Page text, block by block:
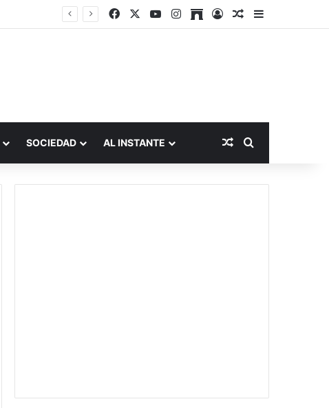
FacebookYouTubeInstagram
ArchiveAccesoPublicación al
Barra lateral
SOCIEDAD AL INSTANTE Publicación al
Buscar por